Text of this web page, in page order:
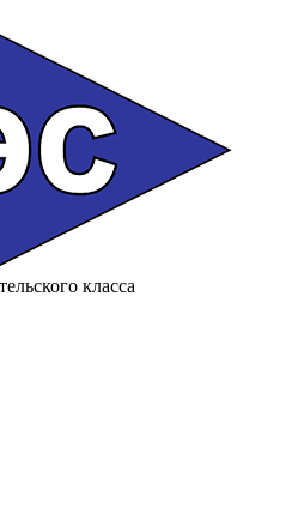
класса